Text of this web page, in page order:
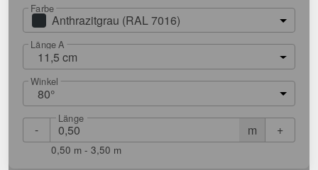
Farbe
Anthrazitgrau (RAL 7016)
Länge A
11,5 cm
Winkel
80°
- m
Länge
+
0,50 m - 3,50 m